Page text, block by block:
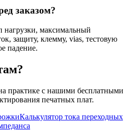
заказом?
нагрузки, максимальный
защиту, клемму, vias, тестовую
падение.
практике с нашими бесплатными
печатных плат.
Калькулятор тока переходных